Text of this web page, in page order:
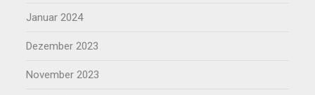
Januar 2024
Dezember 2023
November 2023